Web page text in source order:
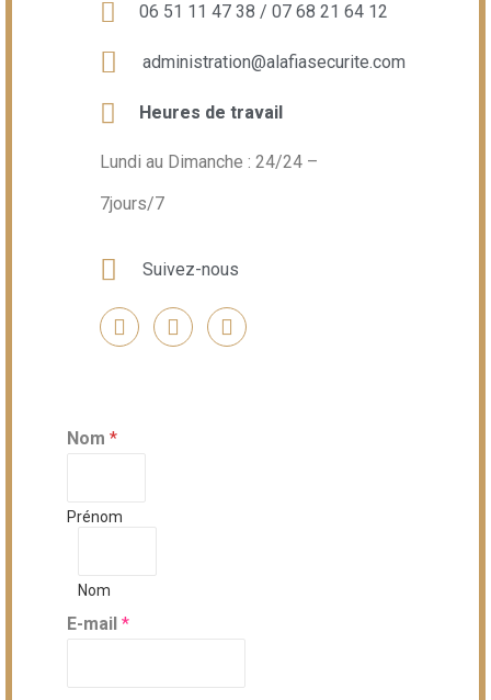
06 51 11 47 38 / 07 68 21 64 12
administration@alafiasecurite.com
Heures de travail
Lundi au Dimanche : 24/24 –
7jours/7
Suivez-nous
Nom *
Prénom
Nom
E-mail *